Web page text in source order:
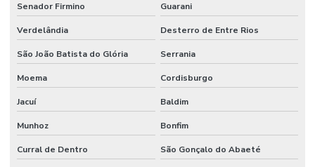
Senador Firmino Guarani
Verdelândia Desterro de Entre Rios
São João Batista do Glória Serrania
Moema Cordisburgo
Jacuí Baldim
Munhoz Bonfim
Curral de Dentro São Gonçalo do Abaeté